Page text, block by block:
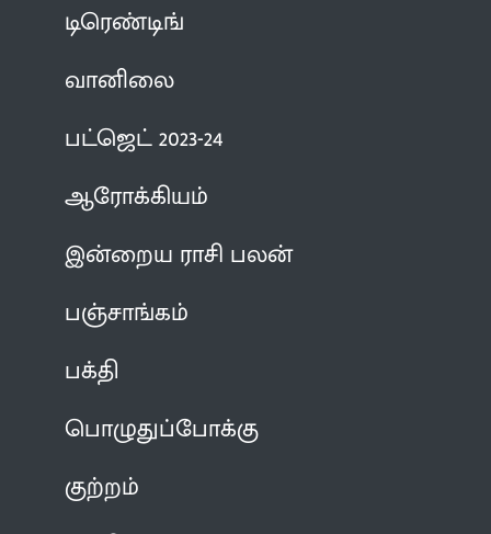
டிரெண்டிங்
வானிலை
பட்ஜெட் 2023-24
ஆரோக்கியம்
இன்றைய ராசி பலன்
பஞ்சாங்கம்
பக்தி
பொழுதுப்போக்கு
குற்றம்